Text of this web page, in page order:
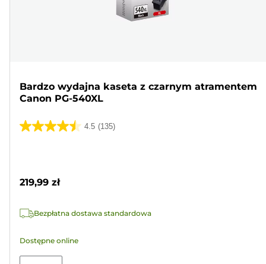
Bardzo wydajna kaseta z czarnym atramentem
Canon PG-540XL
4.5 (135)
4.5
135
219,99 zł
Bezpłatna dostawa standardowa
Dostępne online